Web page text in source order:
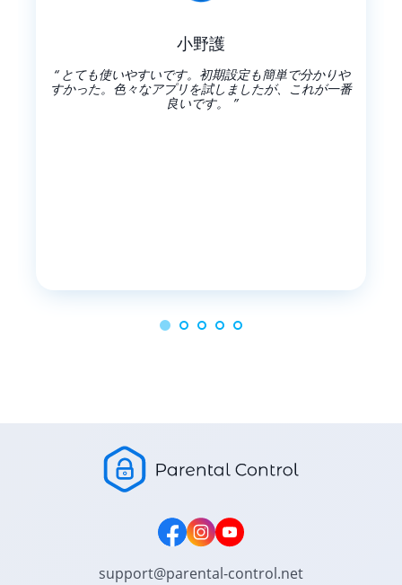
小野護
“ とても使いやすいです。初期設定も簡単で分かりや
すかった。色々なアプリを試しましたが、これが一番
良いです。 ”
support@parental-control.net